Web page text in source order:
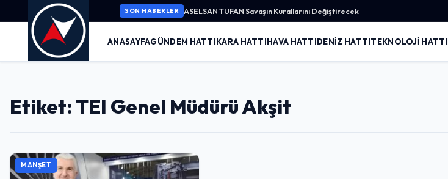
SON HABERLER ASELSAN TUFAN Savaşın Kurallarını Değiştirecek
ANASAYFAGÜNDEM HATTIKARA HATTIHAVA HATTIDENIZ HATTITEKNOLOJI HATTI
Etiket: TEI Genel Müdürü Akşit
MANŞET